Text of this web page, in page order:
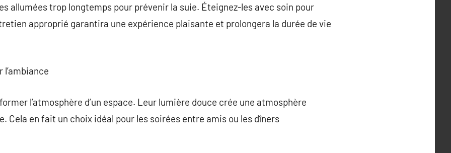
allumées trop longtemps pour prévenir la suie. Éteignez-les avec soin pour
approprié garantira une expérience plaisante et prolongera la durée de vie
l’ambiance
l’atmosphère d’un espace. Leur lumière douce crée une atmosphère
Cela en fait un choix idéal pour les soirées entre amis ou les dîners